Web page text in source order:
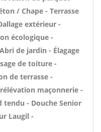
/ Chape - Terrasse
extérieur -
écologique -
de jardin - Élagage
de toiture -
de terrasse -
maçonnerie -
- Douche Senior
Laugil -